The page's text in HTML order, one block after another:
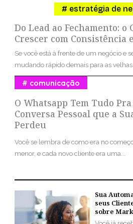
Do Lead ao Fechamento: o
Crescer com Consistência
estratégia de
Se você está à frente de um negócio e
mudando rápido demais para as
O Whatsapp Tem Tudo
Conversa Pessoal que a
Perdeu
comunicação
Você se lembra de como era no
menor, e cada novo cliente era uma...
Sua
seus
sobre